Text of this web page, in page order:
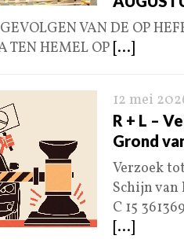
VAN DE OP
TEN HEMEL OP [...]
12 mei
R + L –
Grond
Verzoek
Schijn
C 15
[...]